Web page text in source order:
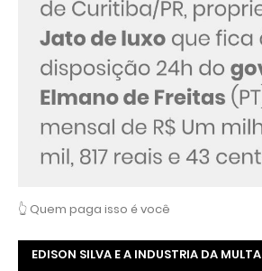
👆 Quem paga isso é você
EDISON SILVA E A INDUSTRIA DA MULTA